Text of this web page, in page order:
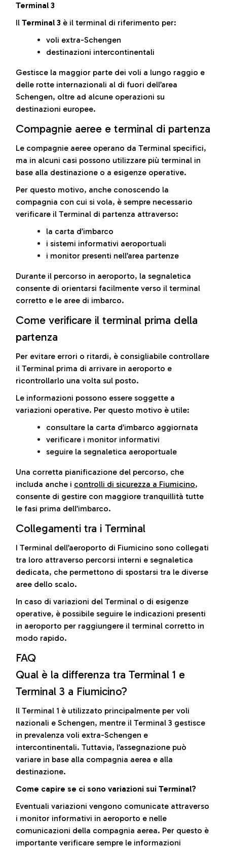
Terminal 3
Il Terminal 3 è il terminal di riferimento per:
voli extra-Schengen
destinazioni intercontinentali
Gestisce la maggior parte dei voli a lungo raggio e
delle rotte internazionali al di fuori dell’area
Schengen, oltre ad alcune operazioni su
destinazioni europee.
Compagnie aeree e terminal di partenza
Le compagnie aeree operano da Terminal specifici,
ma in alcuni casi possono utilizzare più terminal in
base alla destinazione o a esigenze operative.
Per questo motivo, anche conoscendo la
compagnia con cui si vola, è sempre necessario
verificare il Terminal di partenza attraverso:
la carta d’imbarco
i sistemi informativi aeroportuali
i monitor presenti nell’area partenze
Durante il percorso in aeroporto, la segnaletica
consente di orientarsi facilmente verso il terminal
corretto e le aree di imbarco.
Come verificare il terminal prima della
partenza
Per evitare errori o ritardi, è consigliabile controllare
il Terminal prima di arrivare in aeroporto e
ricontrollarlo una volta sul posto.
Le informazioni possono essere soggette a
variazioni operative. Per questo motivo è utile:
consultare la carta d’imbarco aggiornata
verificare i monitor informativi
seguire la segnaletica aeroportuale
Una corretta pianificazione del percorso, che
includa anche i controlli di sicurezza a Fiumicino,
consente di gestire con maggiore tranquillità tutte
le fasi prima dell’imbarco.
Collegamenti tra i Terminal
I Terminal dell’aeroporto di Fiumicino sono collegati
tra loro attraverso percorsi interni e segnaletica
dedicata, che permettono di spostarsi tra le diverse
aree dello scalo.
In caso di variazioni del Terminal o di esigenze
operative, è possibile seguire le indicazioni presenti
in aeroporto per raggiungere il terminal corretto in
modo rapido.
FAQ
Qual è la differenza tra Terminal 1 e
Terminal 3 a Fiumicino?
Il Terminal 1 è utilizzato principalmente per voli
nazionali e Schengen, mentre il Terminal 3 gestisce
in prevalenza voli extra-Schengen e
intercontinentali. Tuttavia, l’assegnazione può
variare in base alla compagnia aerea e alla
destinazione.
Come capire se ci sono variazioni sui Terminal?
Eventuali variazioni vengono comunicate attraverso
i monitor informativi in aeroporto e nelle
comunicazioni della compagnia aerea. Per questo è
importante verificare sempre le informazioni